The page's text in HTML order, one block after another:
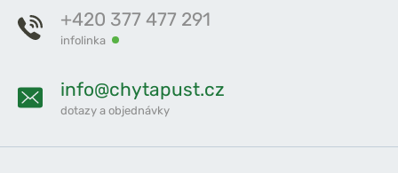
+420 377 477 291
infolinka
info@chytapust.cz
dotazy a objednávky